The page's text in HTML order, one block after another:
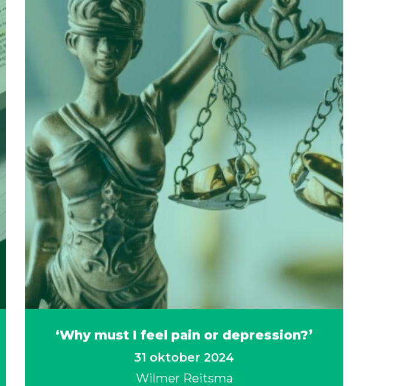
‘Why must I feel pain or depression?’
31 oktober 2024
Wilmer Reitsma